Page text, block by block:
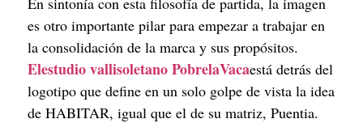
es otro importante pilar para empezar a trabajar en
Elestudio vallisoletano PobrelaVacaestá detrás del
logotipo que define en un solo golpe de vista la idea
de HABITAR, igual que el de su matriz, Puentia.